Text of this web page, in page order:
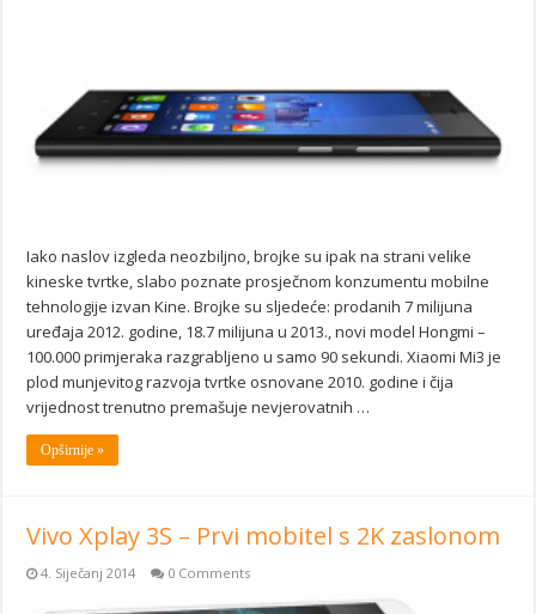
Iako naslov izgleda neozbiljno, brojke su ipak na strani velike
kineske tvrtke, slabo poznate prosječnom konzumentu mobilne
tehnologije izvan Kine. Brojke su sljedeće: prodanih 7 milijuna
uređaja 2012. godine, 18.7 milijuna u 2013., novi model Hongmi –
100.000 primjeraka razgrabljeno u samo 90 sekundi. Xiaomi Mi3 je
plod munjevitog razvoja tvrtke osnovane 2010. godine i čija
vrijednost trenutno premašuje nevjerovatnih …
Opširnije »
Vivo Xplay 3S – Prvi mobitel s 2K zaslonom
4. Siječanj 2014 0 Comments